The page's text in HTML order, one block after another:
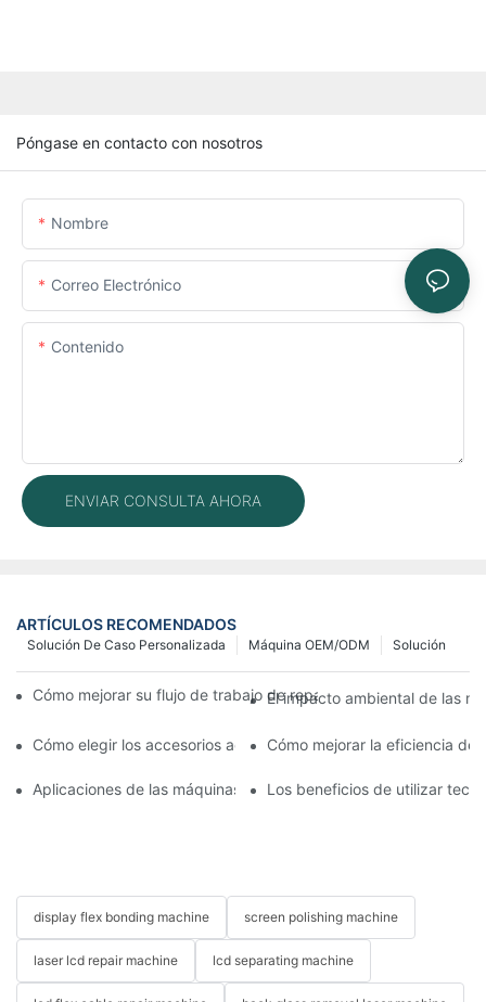
Póngase en contacto con nosotros
Nombre
Correo Electrónico
Contenido
ENVIAR CONSULTA AHORA
ARTÍCULOS RECOMENDADOS
Solución
Máquina OEM/ODM
Solución De Caso Personalizada
Cómo mejorar su flujo de trabajo de reparación de móviles con
El impacto ambiental de las
Cómo elegir los accesorios adecuados para la máquina de
Cómo mejorar la eficiencia de
Aplicaciones de las máquinas de reparación de teléfonos en el
Los beneficios de utilizar
display flex bonding machine screen polishing machine
laser lcd repair machine lcd separating machine